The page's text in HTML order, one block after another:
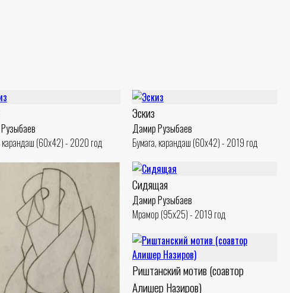
карандаш (60x42) - 2020 год
Эскиз
Дамир Рузыбаев
Бумага, карандаш (60x42) - 2019 год
Сидящая
Дамир Рузыбаев
Мрамор (95x25) - 2019 год
Риштанский мотив (соавтор
Алишер Назиров)